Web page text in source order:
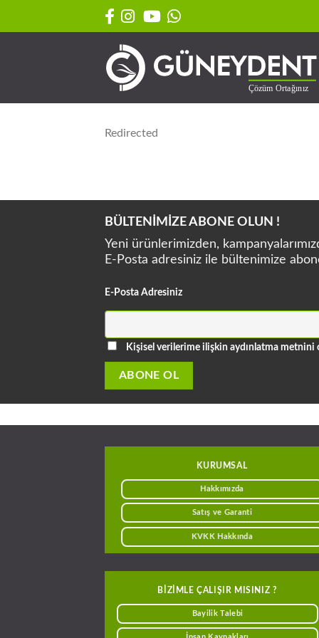
Redirected
BÜLTENİMİZE ABONE OLUN !
Yeni ürünlerimizden,
E-Posta adresiniz ile bültenimize
E-Posta Adresiniz
Kişisel verilerime ilişkin aydınlatma metnini
KURUMSAL
Hakkımızda
Satış ve Garanti
KVKK Hakkında
BIZIMLE ÇALIŞIR MISINIZ ?
Bayilik Talebi